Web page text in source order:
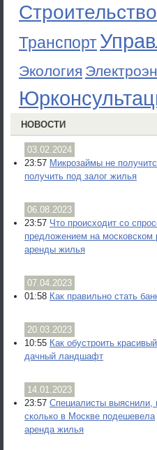
Строительство
Транспорт
Экология
НОВОСТИ
03.02.2024
23:57 Микрозаймы не
получить под залог жилья
06.08.2023
23:57 Что происходит со
предложением на московском
аренды жилья
07.04.2023
01:58 Как правильно стать
20.03.2023
10:55 Как обустроить красивый
дачный ландшафт
14.01.2023
23:57 Специалисты выяснили,
сколько в Москве подешевела
аренда жилья